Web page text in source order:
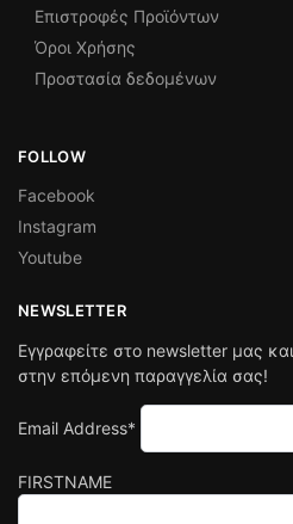
Επιστροφές Προϊόντων
Όροι Χρήσης
Προστασία δεδομένων
FOLLOW
Facebook
Instagram
Youtube
NEWSLETTER
Εγγραφείτε στο newsletter μας
στην επόμενη παραγγελία σας!
Email Address*
FIRSTNAME